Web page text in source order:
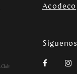
Acodeco
Síguenos